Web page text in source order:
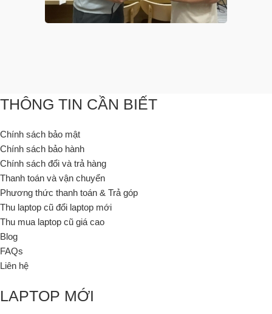
THÔNG TIN CẦN BIẾT
Chính sách bảo mật
Chính sách bảo hành
Chính sách đổi và trả hàng
Thanh toán và vận chuyển
Phương thức thanh toán & Trả góp
Thu laptop cũ đổi laptop mới
Thu mua laptop cũ giá cao
Blog
FAQs
Liên hệ
LAPTOP MỚI